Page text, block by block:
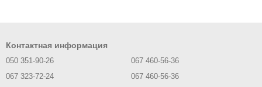
Контактная информация
050 351-90-26
067 323-72-24
067 460-56-36
067 460-56-36